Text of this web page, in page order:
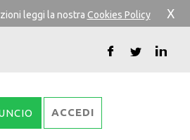
leggi la nostra Cookies Policy X
ACCEDI